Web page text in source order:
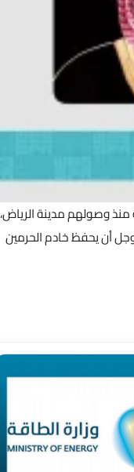
وصولهم مدينة الرياض،
أن يحفظ خادم الحرمين